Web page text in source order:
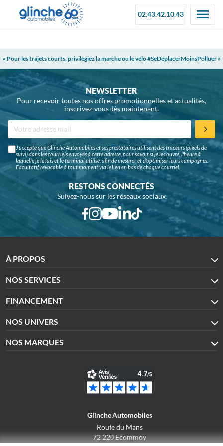
02.43.42.10.43
« Pour les trajets courts, privilégiez la marche ou le vélo #SeDéplacerMoinsPolluer »
NEWSLETTER
Pour recevoir toutes nos offres promotionnelles et actualités,
inscrivez-vous dès maintenant.
J'accepte que Glinche Automobiles et ses prestataires utilisent des traceurs (pixels de
suivi) dans les courriels envoyés à cette adresse, pour savoir si je les ouvre, l'heure à
laquelle je le fais et le terminal utilisé, afin de mesurer et d'optimiser leurs campagnes.
Facultatif, révocable à tout moment via le lien en bas de chaque courriel.
RESTONS CONNECTÉS
Suivez-nous sur les réseaux sociaux
À PROPOS
NOS SERVICES
FINANCEMENT
NOS UNIVERS
NOS MARQUES
Glinche Automobiles
Route du Mans
72 220 Ecommoy